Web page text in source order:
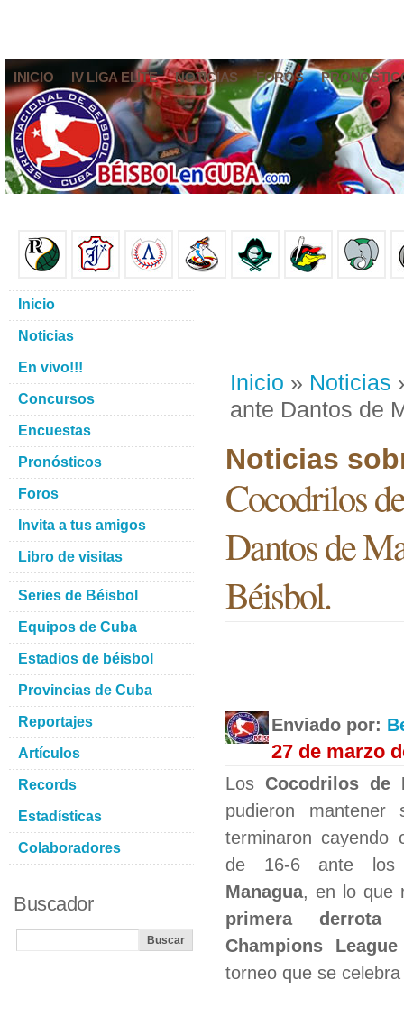
INICIO IV LIGA ELITE NOTICIAS FOROS
Inicio » Noticias
ante Dantos de
Noticias
Cocodrilos
Dantos de
Béisbol.
Enviado por:
27 de marzo
Los Cocodrilos de
pudieron
terminaron cayendo
de 16-6 ante
Managua, en lo que
primera
Champions
torneo que se
Inicio
Noticias
En vivo!!!
Concursos
Encuestas
Pronósticos
Foros
Invita a tus amigos
Libro de visitas
Series de Béisbol
Equipos de Cuba
Estadios de béisbol
Provincias de Cuba
Reportajes
Artículos
Records
Estadísticas
Colaboradores
Buscador